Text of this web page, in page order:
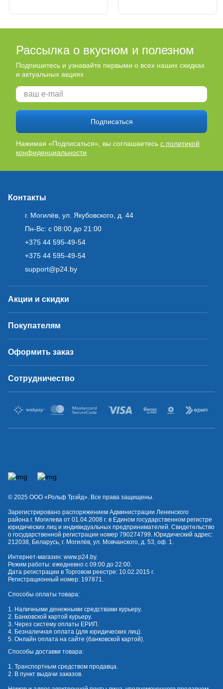
Рассылка о вкусном и полезном
Подпишитесь и узнавайте первыми о всех наших скидках
и актуальных акциях
Подписаться
Нажимая «Подписаться», вы соглашаетесь с политикой
конфиденциальности
Контакты
г. Могилёв, ул. Якубовского, д. 44
Пн-Вс: с 08:00 до 21:00
+375 44 595-49-54
+375 44 595-49-54
support@p24.by
Акции и скидки
Покупателям
Оформить заказ
Сотрудничество
© 2025 OOO «Рольф Трэйд». Все права защищены.
Зарегистрировано распоряжением Администрации Ленинского
района г. Могилева от 01.04.2008 г. в Едином государственном регистре
юридических лиц и индивидуальных предпринимателей. Свидетельство
о государственной регистрации номер 790274799. Юридический адрес:
212038, Беларусь, г. Могилёв, ул. Мовчанского, д. 53, оф. 1.
Интернет-магазин: www.p24.by.
Режим работы: ежедневно с 09:00 до 22:00.
Дата регистрации в Торговом реестре: 10.02.2015 г.
Регистрационный номер: 197871.
Способы оплаты товара:
1. Наличными денежными средствами курьеру.
2. Банковской картой курьеру.
3. Через систему оплаты ЕРИП.
4. Безналичная оплата (для юридических лиц).
5. Онлайн оплата на сайте (банковской картой).
Способы доставки товара:
1. Транспортным средством продавца.
2. В пункт выдачи заказов.